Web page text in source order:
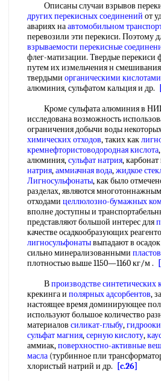
Описаны случаи взрывов
других перекисных соединений от
авариях наавтомобильном
перевозили эти перекиси. Поэтому
взрываемости перекисные
флег-матизации. Твердые перекиси
путем их измельчения н
твердыми органическими кислотами
алюминия, сульфатом кальция и др.
Кроме сульфата алюминия в
исследована возможность
ограничения добычи воды
химических отходов, таких как
кремнефтористоводородная кислота,
алюминия,сульфат натрия, карбонат
натрия,аммиачная вода,жидкое
Лигносульфонаты, как было
разделах, являются
отходами целлюлозно-бумажных
вполне доступны и
представляют большой интерес для
качестве осадкообразующих
лигносульфонатывыпадают в
сильно минерализованными
плотностью выше 1150—1160 кг/м .
Впроизводстве синтетических
крекинга и полярных адсорбентов,
настоящее время доминирующее
используют большое количество
материалов силикат-глыбу,
сульфат магния,серную кислоту,
аммиак,поверхностно-активные
масла (турбинное пли
хлористый натрий и др.
[c.26]